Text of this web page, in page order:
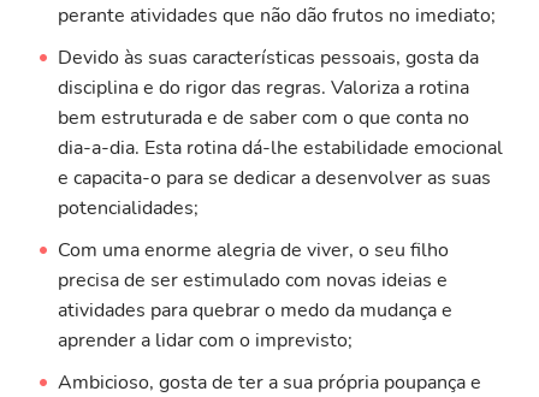
perante atividades que não dão frutos no imediato;
Devido às suas características pessoais, gosta da
disciplina e do rigor das regras. Valoriza a rotina
bem estruturada e de saber com o que conta no
dia-a-dia. Esta rotina dá-lhe estabilidade emocional
e capacita-o para se dedicar a desenvolver as suas
potencialidades;
Com uma enorme alegria de viver, o seu filho
precisa de ser estimulado com novas ideias e
atividades para quebrar o medo da mudança e
aprender a lidar com o imprevisto;
Ambicioso, gosta de ter a sua própria poupança e